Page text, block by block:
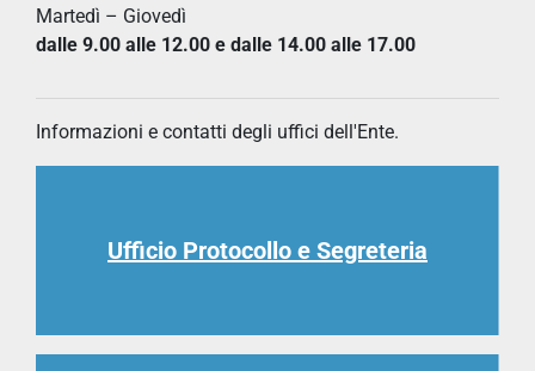
Martedì – Giovedì
dalle 9.00 alle 12.00 e dalle 14.00 alle 17.00
Informazioni e contatti degli uffici dell'Ente.
Ufficio Protocollo e Segreteria